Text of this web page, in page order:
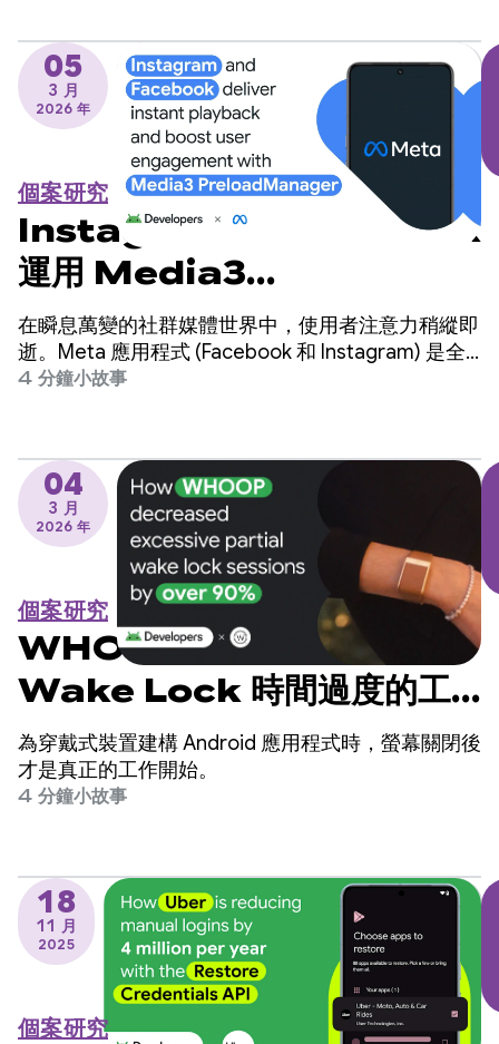
05
3 月
2026 年
個案研究
Instagram 和 Facebook
運用 Media3
PreloadManager 提供即
時播放功能，提升使用者參與
度
在瞬息萬變的社群媒體世界中，使用者注意力稍縱即
逝。Meta 應用程式 (Facebook 和 Instagram) 是全
球最大的社群平台之一，為全球數十億使用者提供服
4 分鐘小故事
04
3 月
2026 年
個案研究
WHOOP 如何將部分
Wake Lock 時間過度的工
作階段減少 90% 以上
為穿戴式裝置建構 Android 應用程式時，螢幕關閉後
才是真正的工作開始。
4 分鐘小故事
18
11 月
2025
個案研究